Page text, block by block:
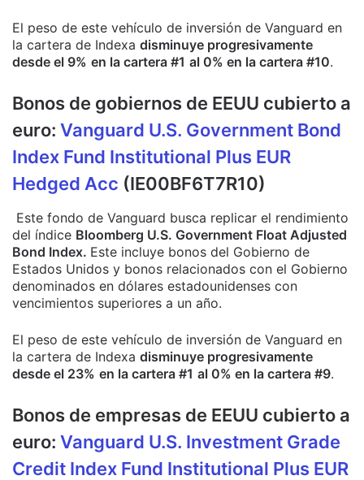
El peso de este vehículo de inversión de Vanguard en
la cartera de Indexa disminuye progresivamente
desde el 9% en la cartera #1 al 0% en la cartera #10.
Bonos de gobiernos de EEUU cubierto a
euro: Vanguard U.S. Government Bond
Index Fund Institutional Plus EUR
Hedged Acc (IE00BF6T7R10)
Este fondo de Vanguard busca replicar el rendimiento
del índice Bloomberg U.S. Government Float Adjusted
Bond Index. Este incluye bonos del Gobierno de
Estados Unidos y bonos relacionados con el Gobierno
denominados en dólares estadounidenses con
vencimientos superiores a un año.
El peso de este vehículo de inversión de Vanguard en
la cartera de Indexa disminuye progresivamente
desde el 23% en la cartera #1 al 0% en la cartera #9.
Bonos de empresas de EEUU cubierto a
euro: Vanguard U.S. Investment Grade
Credit Index Fund Institutional Plus EUR